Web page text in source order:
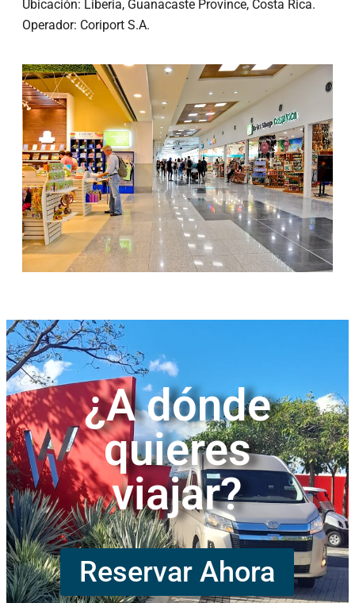
Ubicación: Liberia, Guanacaste Province, Costa Rica.
Operador: Coriport S.A.
¿A dónde
quieres
viajar?
Reservar Ahora